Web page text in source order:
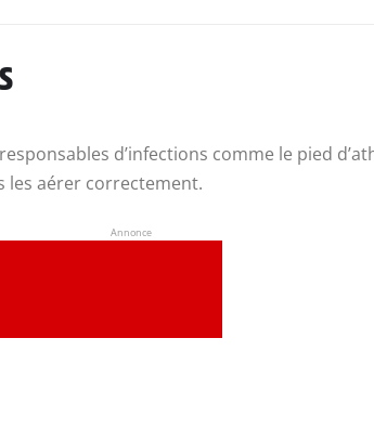
d’infections comme le pied
les aérer correctement.
Annonce